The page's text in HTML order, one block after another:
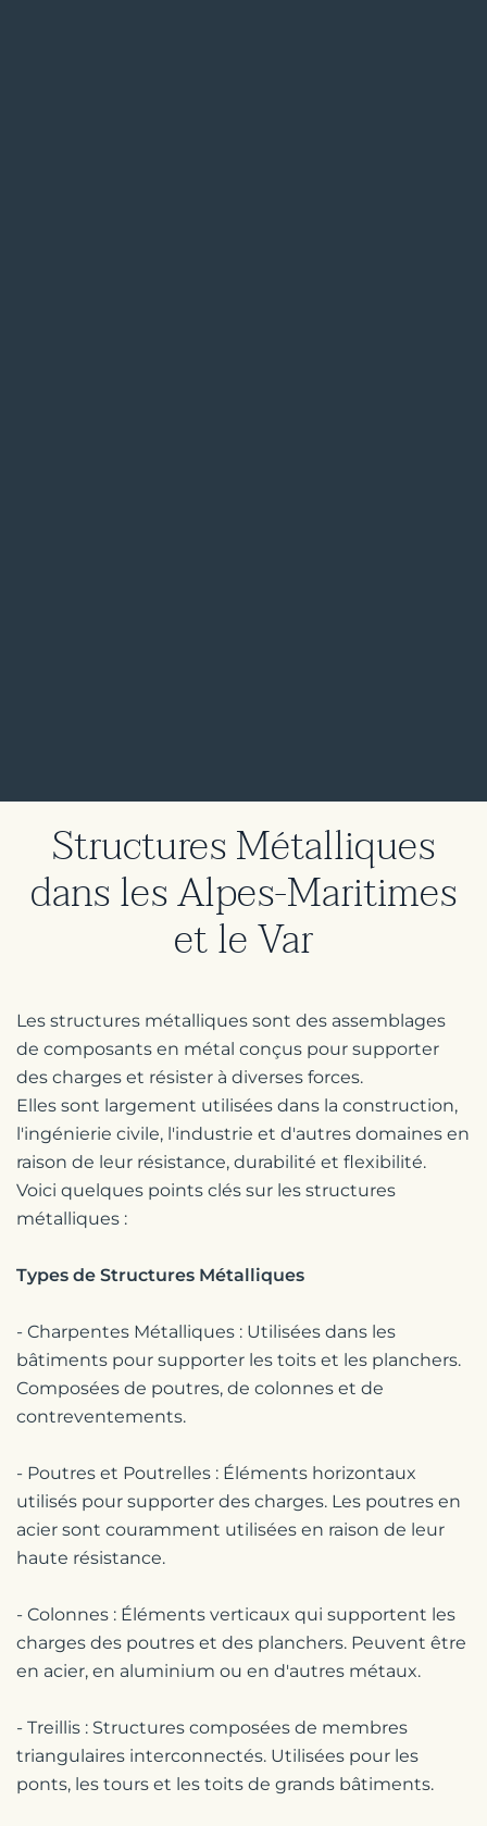
Structures Métalliques
dans les Alpes-Maritimes
et le Var
Les structures métalliques sont des assemblages
de composants en métal conçus pour supporter
des charges et résister à diverses forces.
Elles sont largement utilisées dans la construction,
l'ingénierie civile, l'industrie et d'autres domaines en
raison de leur résistance, durabilité et flexibilité.
Voici quelques points clés sur les structures
métalliques :
Types de Structures Métalliques
- Charpentes Métalliques : Utilisées dans les
bâtiments pour supporter les toits et les planchers.
Composées de poutres, de colonnes et de
contreventements.
- Poutres et Poutrelles : Éléments horizontaux
utilisés pour supporter des charges. Les poutres en
acier sont couramment utilisées en raison de leur
haute résistance.
- Colonnes : Éléments verticaux qui supportent les
charges des poutres et des planchers. Peuvent être
en acier, en aluminium ou en d'autres métaux.
- Treillis : Structures composées de membres
triangulaires interconnectés. Utilisées pour les
ponts, les tours et les toits de grands bâtiments.